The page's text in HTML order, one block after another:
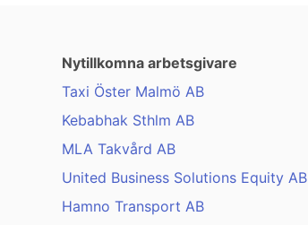
Nytillkomna arbetsgivare
Taxi Öster Malmö AB
Kebabhak Sthlm AB
MLA Takvård AB
United Business Solutions Equity AB
Hamno Transport AB